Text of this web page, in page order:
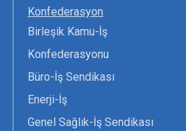
Konfederasyon
Birleşik Kamu-İş
Konfederasyonu
Büro-İş Sendikası
Enerji-İş
Genel Sağlık-İş Sendikası